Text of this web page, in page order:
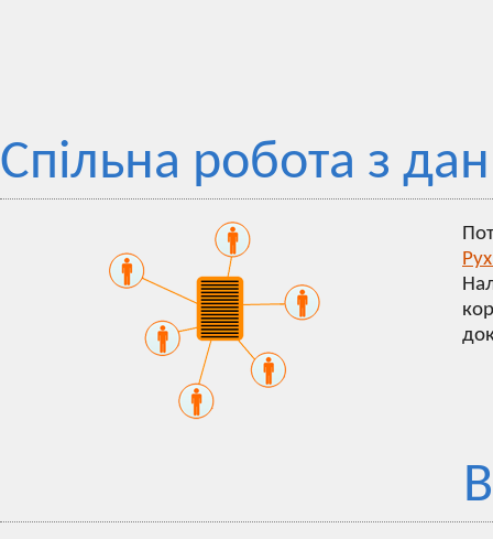
Спільна робота з